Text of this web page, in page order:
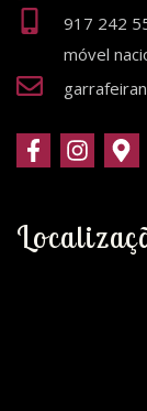
917 242
móvel